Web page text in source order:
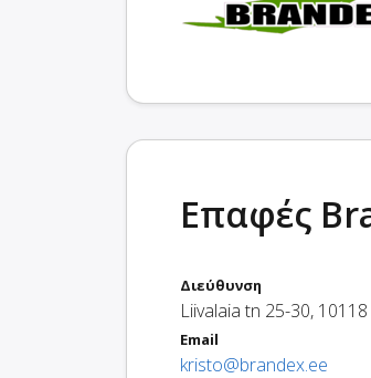
Επαφές
Διεύθυνση
Liivalaia tn 25-30, 10118
Email
kristo@brandex.ee